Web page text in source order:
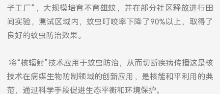
子工厂”，大规模培育不育雄蚊，并在部分社区释放进行田
间实验，测试区域内，蚊虫叮咬率下降了90%以上，取得了
良好的蚊虫防治效果。
将“核辐射”技术应用于蚊虫防治，从而切断疾病传播这是核
技术在病媒生物防制领域的创新应用，是核能和平利用的典
范，通过科学手段促进生态平衡和环境保护。